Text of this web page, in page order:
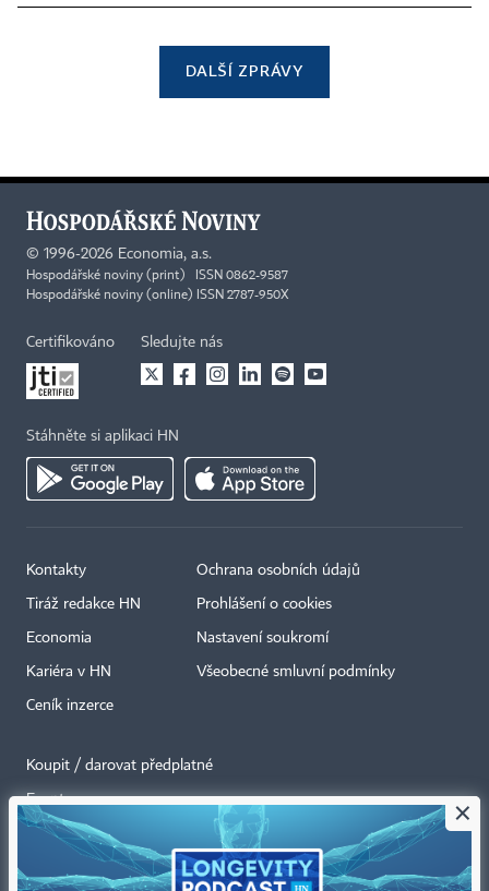
DALŠÍ ZPRÁVY
© 1996-2026 Economia, a.s.
Hospodářské noviny (print) ISSN 0862-9587
Hospodářské noviny (online) ISSN 2787-950X
Certifikováno Sledujte nás
Stáhněte si aplikaci HN
Kontakty
Tiráž redakce HN
Economia
Kariéra v HN
Ceník inzerce
Ochrana osobních údajů
Prohlášení o cookies
Nastavení soukromí
Všeobecné smluvní podmínky
Koupit / darovat předplatné
Eventy
Newslettery
×